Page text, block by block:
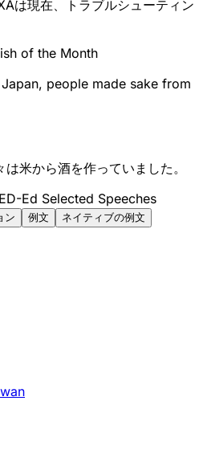
は現在、トラブルシューティン
of the Month
people made sake from
米から酒を作っていました。
Ed Selected Speeches
ン 例文 ネイティブの例文